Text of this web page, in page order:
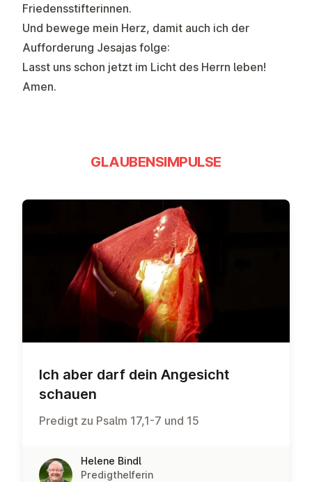
Friedensstifterinnen.
Und bewege mein Herz, damit auch ich der
Aufforderung Jesajas folge:
Lasst uns schon jetzt im Licht des Herrn leben!
Amen.
GLAUBENSIMPULSE
Ich aber darf dein Angesicht
schauen
Predigt zu Psalm 17,1-7 und 15
Helene Bindl
Predigthelferin